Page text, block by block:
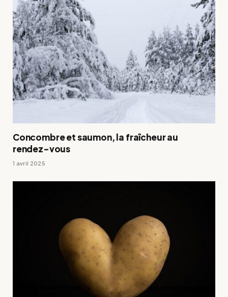
Concombre et saumon, la fraîcheur au
rendez-vous
1 avril 2025